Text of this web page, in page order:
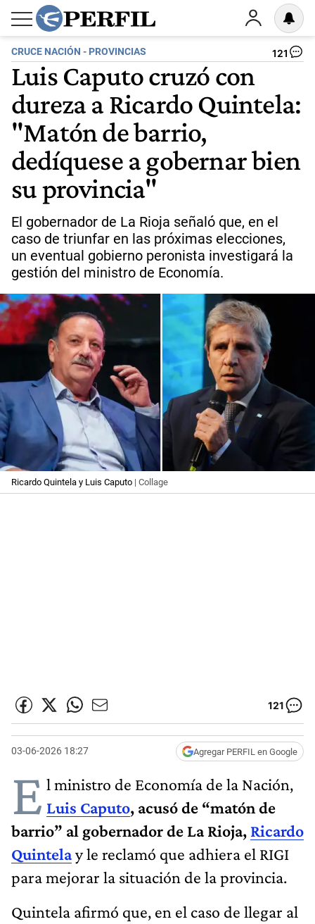
CRUCE NACIÓN - PROVINCIAS 121
Luis Caputo cruzó con
dureza a Ricardo Quintela:
"Matón de barrio,
dedíquese a gobernar bien
su provincia"
El gobernador de La Rioja señaló que, en el
caso de triunfar en las próximas elecciones,
un eventual gobierno peronista investigará la
gestión del ministro de Economía.
Ricardo Quintela y Luis Caputo | Collage
121
03-06-2026 18:27 Agregar PERFIL en Google
E l ministro de Economía de la Nación,
Luis Caputo, acusó de “matón de
barrio” al gobernador de La Rioja, Ricardo
Quintelay le reclamó que adhiera el RIGI
para mejorar la situación de la provincia.
Quintela afirmó que, en el caso de llegar al